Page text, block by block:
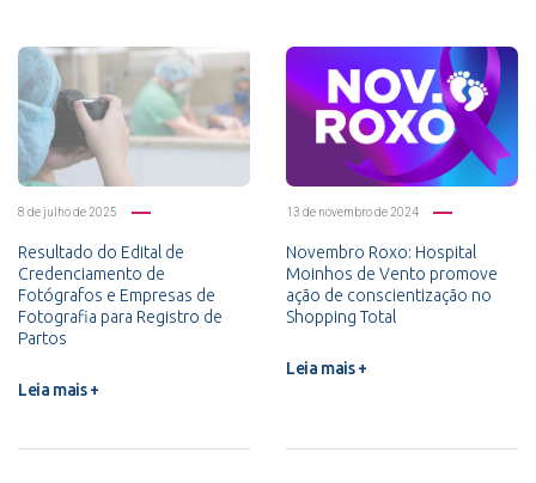
8 de julho de 2025
Resultado do Edital de
Credenciamento de
Fotógrafos e Empresas de
Fotografia para Registro de
Partos
Leia mais +
13 de novembro de 2024
Novembro Roxo: Hospital
Moinhos de Vento promove
ação de conscientização no
Shopping Total
Leia mais +